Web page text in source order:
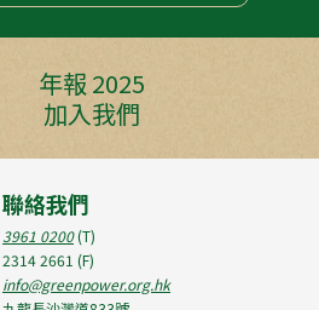
年報 2025
加入我們
聯絡我們
3961 0200(T)
2314 2661 (F)
info@greenpower.org.hk